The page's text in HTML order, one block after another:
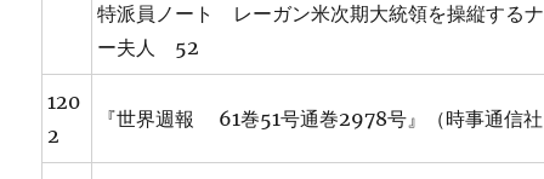
特派員ノート レーガン米次期大統領を操縦する
ー夫人 52
120
2
『世界週報 61巻51号通巻2978号』（時事通信